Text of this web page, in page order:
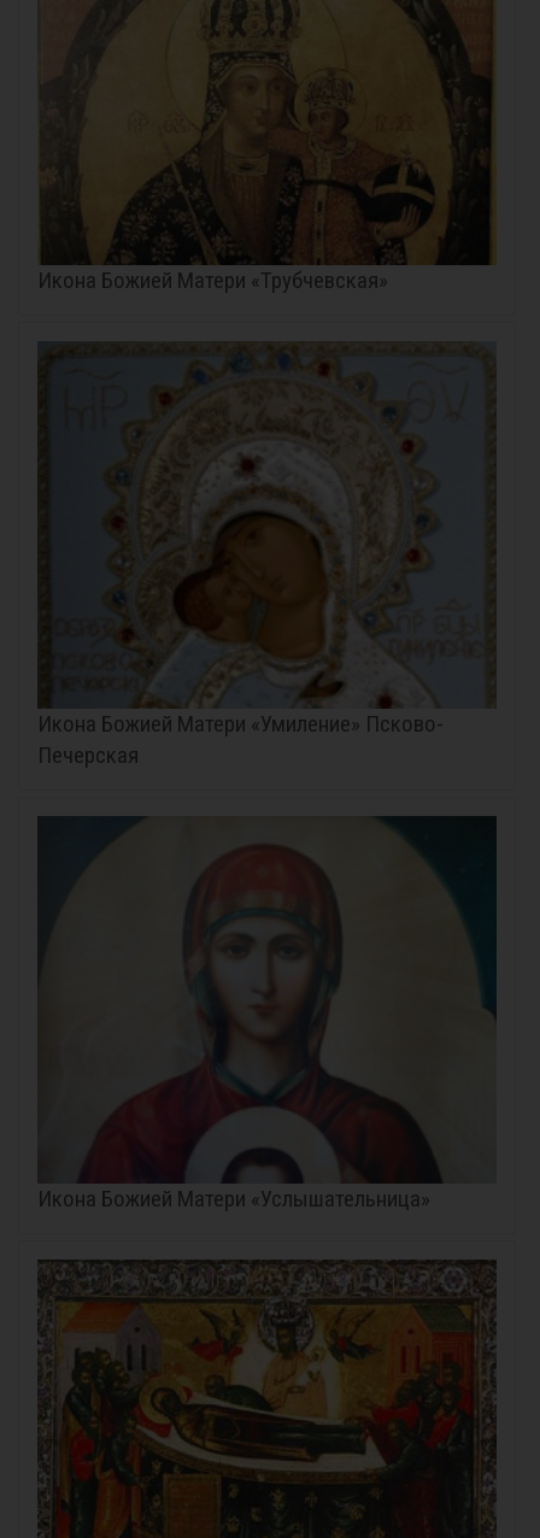
Икона Божией Матери «Трубчевская»
Икона Божией Матери «Умиление» Псково-
Печерская
Икона Божией Матери «Услышательница»